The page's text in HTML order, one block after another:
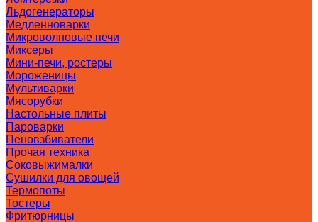
Льдогенераторы
Медленноварки
Микроволновые печи
Миксеры
Мини-печи, ростеры
Мороженицы
Мультиварки
Мясорубки
Настольные плиты
Пароварки
Пеновзбиватели
Прочая техника
Соковыжималки
Сушилки для овощей
Термопоты
Тостеры
Фритюрницы